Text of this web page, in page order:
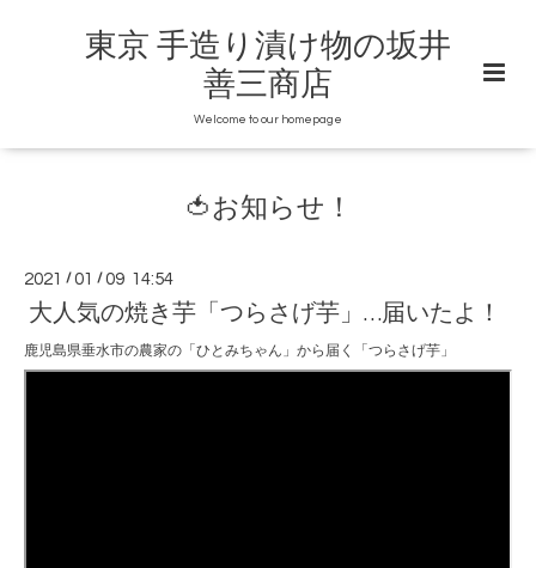
東京 手造り漬け物の坂井
善三商店
Welcome to our homepage
🍅お知らせ！
2021 /01 /09 14:54
大人気の焼き芋「つらさげ芋」…届いたよ！
鹿児島県垂水市の農家の「ひとみちゃん」から届く「つらさげ芋」